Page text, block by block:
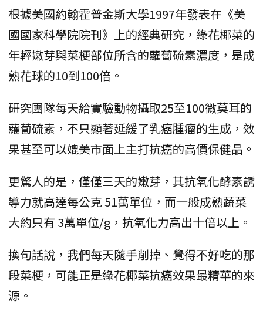
根據美國約翰霍普金斯大學1997年發表在《美
國國家科學院院刊》上的經典研究，綠花椰菜的
年輕嫩芽與菜梗部位所含的蘿蔔硫素濃度，是成
熟花球的10到100倍。
研究團隊每天給實驗動物攝取25至100微莫耳的
蘿蔔硫素，不只顯著延緩了乳癌腫瘤的生成，效
果甚至可以媲美市面上主打抗癌的高價保健品。
更驚人的是，僅僅三天的嫩芽，其抗氧化酵素誘
導力就高達每公克 51萬單位，而一般成熟蔬菜
大約只有 3萬單位/g，抗氧化力高出十倍以上。
換句話說，我們每天隨手削掉、覺得不好吃的那
段菜梗，可能正是綠花椰菜抗癌效果最精華的來
源。